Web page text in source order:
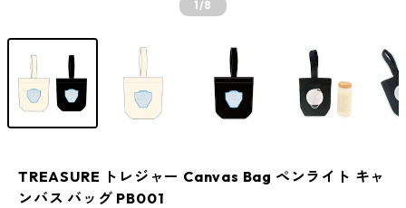
1/8
TREASURE トレジャー Canvas Bag ペンライト キャ
ンバス バッグ PB001